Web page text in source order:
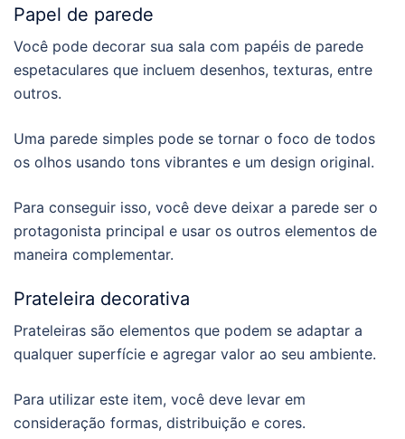
Papel de parede
Você pode decorar sua sala com papéis de parede
espetaculares que incluem desenhos, texturas, entre
outros.
Uma parede simples pode se tornar o foco de todos
os olhos usando tons vibrantes e um design original.
Para conseguir isso, você deve deixar a parede ser o
protagonista principal e usar os outros elementos de
maneira complementar.
Prateleira decorativa
Prateleiras são elementos que podem se adaptar a
qualquer superfície e agregar valor ao seu ambiente.
Para utilizar este item, você deve levar em
consideração formas, distribuição e cores.